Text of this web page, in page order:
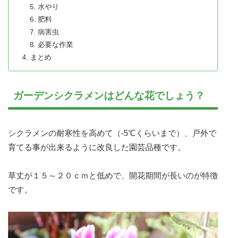
水やり
肥料
病害虫
必要な作業
まとめ
ガーデンシクラメンはどんな花でしょう？
シクラメンの耐寒性を高めて（-5℃くらいまで）、戸外で
育てる事が出来るように改良した園芸品種です。
草丈が１５～２０ｃｍと低めで、開花期間が長いのが特徴
です。